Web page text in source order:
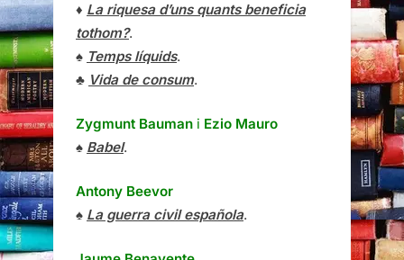
♦ La riquesa d’uns quants beneficia
tothom?.
♠ Temps líquids.
♣ Vida de consum.
Zygmunt Bauman i Ezio Mauro
♠ Babel.
Antony Beevor
♠ La guerra civil española.